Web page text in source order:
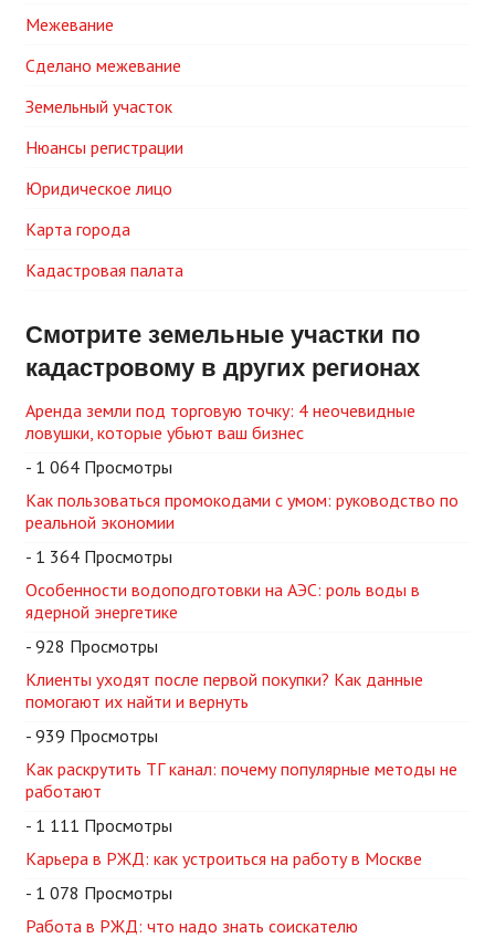
Межевание
Сделано межевание
Земельный участок
Нюансы регистрации
Юридическое лицо
Карта города
Кадастровая палата
Смотрите земельные участки по
кадастровому в других регионах
Аренда земли под торговую точку: 4 неочевидные
ловушки, которые убьют ваш бизнес
- 1 064 Просмотры
Как пользоваться промокодами с умом: руководство по
реальной экономии
- 1 364 Просмотры
Особенности водоподготовки на АЭС: роль воды в
ядерной энергетике
- 928 Просмотры
Клиенты уходят после первой покупки? Как данные
помогают их найти и вернуть
- 939 Просмотры
Как раскрутить ТГ канал: почему популярные методы не
работают
- 1 111 Просмотры
Карьера в РЖД: как устроиться на работу в Москве
- 1 078 Просмотры
Работа в РЖД: что надо знать соискателю